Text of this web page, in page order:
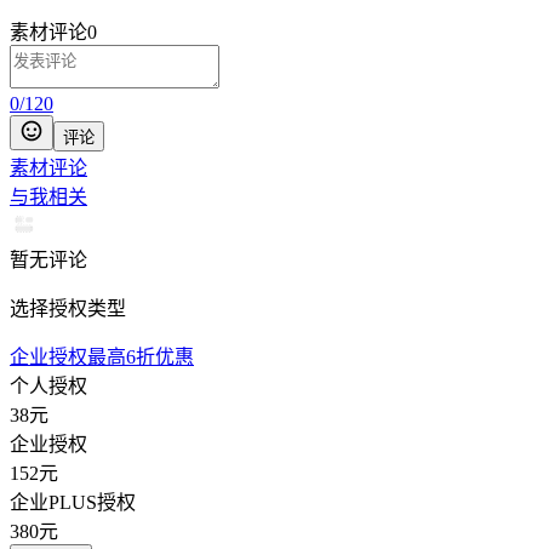
素材评论0
0/120
评论
素材评论
与我相关
暂无评论
选择授权类型
企业授权最高6折优惠
个人授权
38元
企业授权
152元
企业PLUS授权
380元